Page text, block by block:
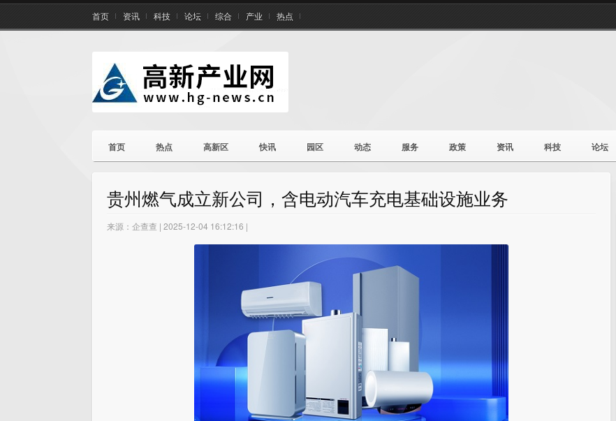
首页 资讯 科技 论坛 综合 产业 热点
首页 热点 高新区 快讯 园区 动态 服务 政策 资讯 科技 论坛
贵州燃气成立新公司，含电动汽车充电基础设施业务
来源：企查查 | 2025-12-04 16:12:16 |